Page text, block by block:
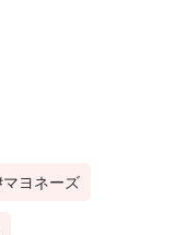
マヨネーズ